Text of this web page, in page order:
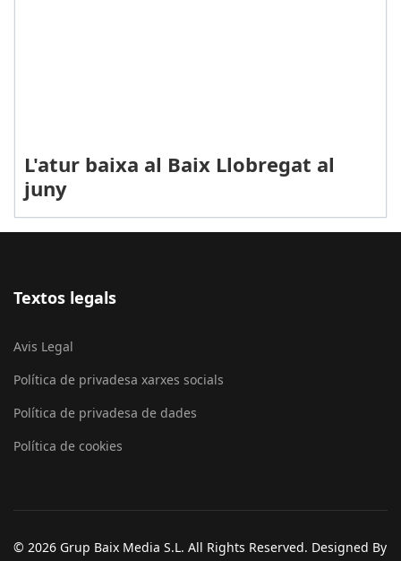
L'atur baixa al Baix Llobregat al
juny
Textos legals
Avis Legal
Política de privadesa xarxes socials
Política de privadesa de dades
Política de cookies
© 2026 Grup Baix Media S.L. All Rights Reserved. Designed By